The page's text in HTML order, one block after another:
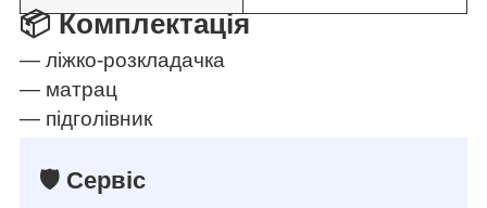
📦 Комплектація
— ліжко-розкладачка
— матрац
— підголівник
🛡️ Сервіс